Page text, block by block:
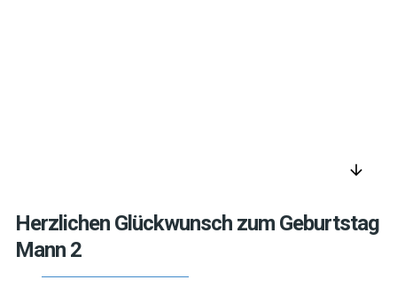
arrow_downward
Herzlichen Glückwunsch zum Geburtstag
Mann 2